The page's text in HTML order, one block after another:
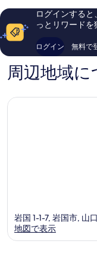
コ
817
件
口
コ
ログインする
っとリワード
ログイン 無料で
周辺地域に
岩国 1-1-7, 岩国市, 山
地図で表示